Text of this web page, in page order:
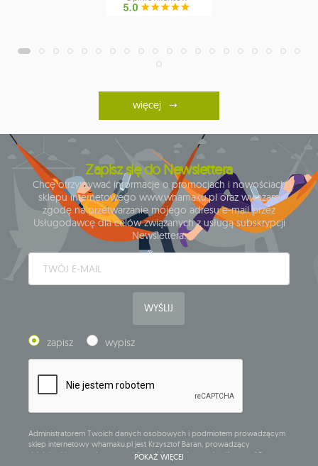
więcej
Zapisz się do Newslettera
Chcę otrzymywać informacje o promocjach i nowościach
sklepu internetowego www.whamaku.pl oraz wyrażam
zgodę na przetwarzanie mojego adresu e-mail przez
Usługodawcę dla celów związanych z usługą subskrypcji
Newslettera.
WYŚLIJ
zapisz wypisz
Administratorem Twoich danych osobowych i podmiotem prowadzącym
sklep internetowy whamaku.pl jest Krzysztof Baran, prowadzący
działalność gospodarczą pod firmą: Mouton Interactive Krzysztof Baran
POKAŻ WIĘCEJ